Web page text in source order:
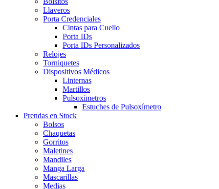
Llaveros
Porta Credenciales
Cintas para Cuello
Porta IDs
Porta IDs Personalizados
Relojes
Torniquetes
Dispositivos Médicos
Linternas
Martillos
Pulsoxímetros
Estuches de Pulsoxímetro
Prendas en Stock
Bolsos
Chaquetas
Gorritos
Maletines
Mandiles
Manga Larga
Mascarillas
Medias